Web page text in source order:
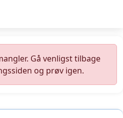
Gå venligst tilbage
og prøv igen.